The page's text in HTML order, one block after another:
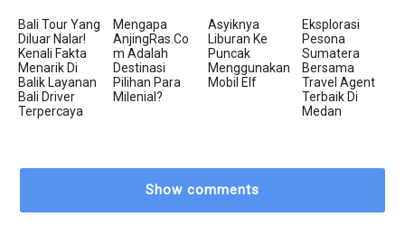
Bali Tour Yang
Diluar Nalar!
Kenali Fakta
Menarik Di
Balik Layanan
Bali Driver
Terpercaya
Mengapa
AnjingRas.co
M Adalah
Destinasi
Pilihan Para
Milenial?
Asyiknya
Liburan Ke
Puncak
Menggunakan
Mobil Elf
Eksplorasi
Pesona
Sumatera
Bersama
Travel Agent
Terbaik Di
Medan
Show comments